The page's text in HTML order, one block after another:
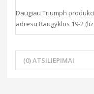
Daugiau Triumph
adresu Raugyklos 19-2
(0) ATSILIEPIMAI